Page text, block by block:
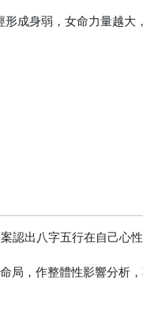
成身弱，女命力量越大
出八字五行在自己心性
局，作整體性影響分析，